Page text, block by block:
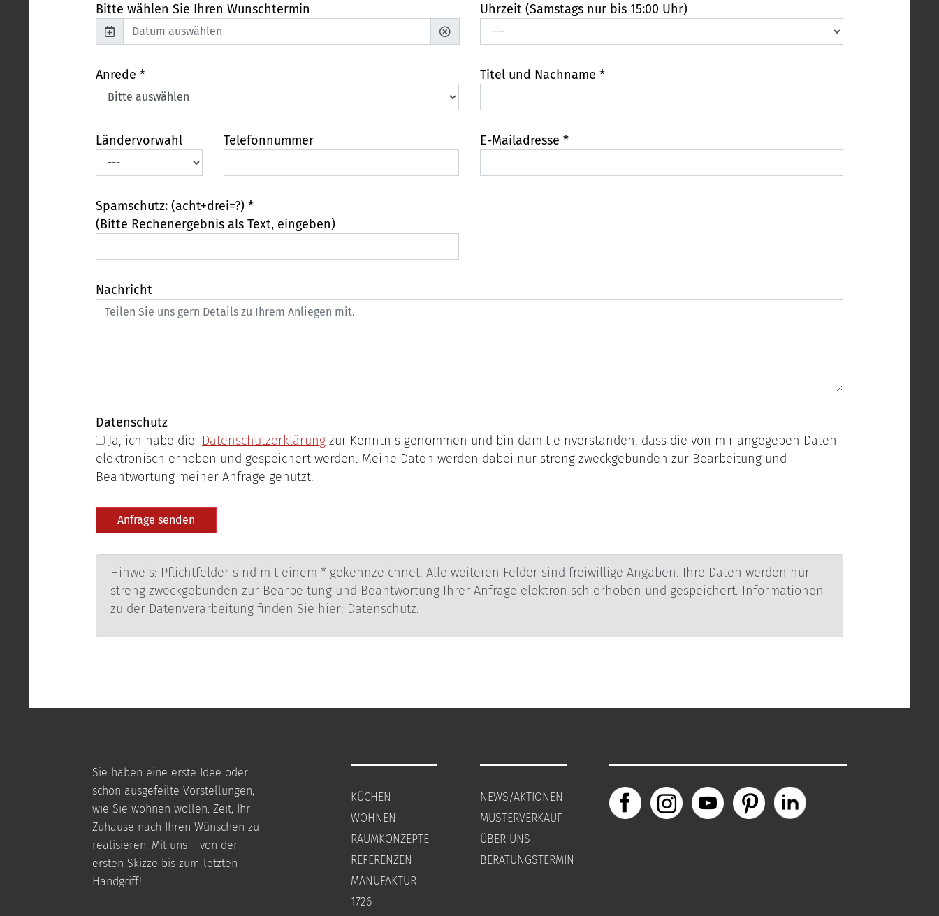
Bitte wählen Sie Ihren Wunschtermin Uhrzeit (Samstags nur bis 15:00 Uhr)
Anrede * Titel und Nachname *
Ländervorwahl Telefonnummer E-Mailadresse *
Spamschutz: (acht+drei=?) *
(Bitte Rechenergebnis als Text, eingeben)
Nachricht
Datenschutz
Ja, ich habe die Datenschutzerklärung
elektronisch erhoben und gespeichert werden. Meine Daten werden dabei nur streng zweckgebunden zur Bearbeitung und
Beantwortung meiner Anfrage genutzt.
Hinweis: Pflichtfelder sind mit einem * gekennzeichnet. Alle weiteren Felder sind freiwillige Angaben. Ihre Daten werden nur
streng zweckgebunden zur Bearbeitung und Beantwortung Ihrer Anfrage elektronisch erhoben und gespeichert. Informationen
zu der Datenverarbeitung finden Sie hier: Datenschutz.
Sie haben eine erste Idee oder
schon ausgefeilte Vorstellungen,
wie Sie wohnen wollen. Zeit, Ihr
Zuhause nach Ihren Wünschen zu
realisieren. Mit uns – von der
ersten Skizze bis zum letzten
Handgriff!
KÜCHEN
WOHNEN
RAUMKONZEPTE
REFERENZEN
MANUFAKTUR
1726
NEWS/AKTIONEN
MUSTERVERKAUF
ÜBER UNS
BERATUNGSTERMIN